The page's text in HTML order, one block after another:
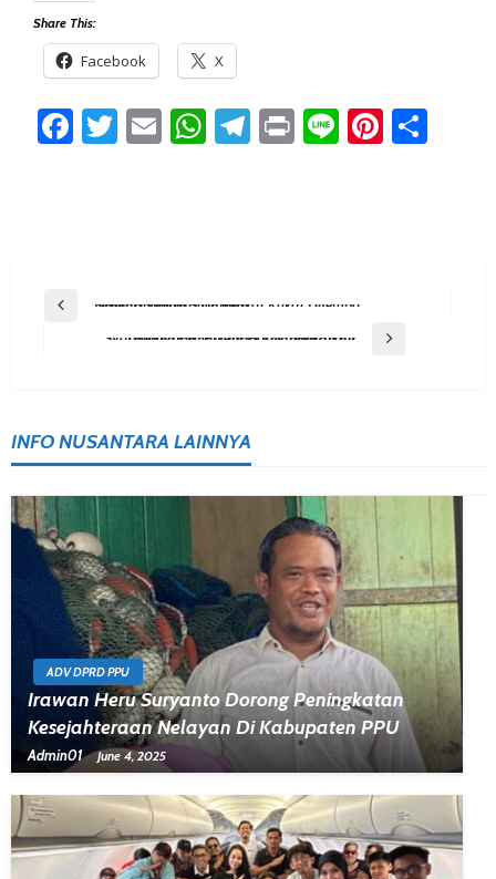
Share This:
Facebook X
Facebook
Twitter
EmailWhatsApp
Telegram
PrintLine
Post
Navigation
Previous Post
Siaga Di Bulan Suci, Redkar Kukar Ditempa Dengan Simulasi Darurat
Syarifuddin HR: PDAM Harus Tingkatkan Layanan Untuk Atasi Kelangkaan Air
INFO NUSANTARA LAINNYA
ADV DPRD PPU
Irawan Heru Suryanto Dorong Peningkatan
Kesejahteraan Nelayan Di Kabupaten PPU
Admin01 June 4, 2025